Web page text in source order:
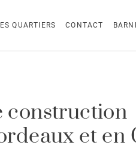
QUARTIERS CONTACT
construction
et en